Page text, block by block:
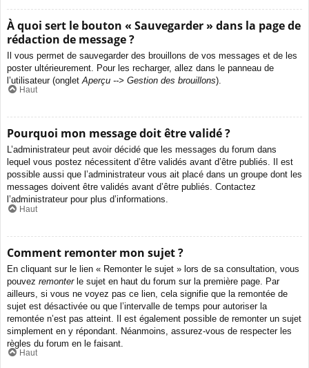
À quoi sert le bouton « Sauvegarder » dans la page de
rédaction de message ?
Il vous permet de sauvegarder des brouillons de vos messages et de les
poster ultérieurement. Pour les recharger, allez dans le panneau de
l’utilisateur (onglet Aperçu --> Gestion des brouillons).
Haut
Pourquoi mon message doit être validé ?
L’administrateur peut avoir décidé que les messages du forum dans
lequel vous postez nécessitent d’être validés avant d’être publiés. Il est
possible aussi que l’administrateur vous ait placé dans un groupe dont les
messages doivent être validés avant d’être publiés. Contactez
l’administrateur pour plus d’informations.
Haut
Comment remonter mon sujet ?
En cliquant sur le lien « Remonter le sujet » lors de sa consultation, vous
pouvez remonterle sujet en haut du forum sur la première page. Par
ailleurs, si vous ne voyez pas ce lien, cela signifie que la remontée de
sujet est désactivée ou que l’intervalle de temps pour autoriser la
remontée n’est pas atteint. Il est également possible de remonter un sujet
simplement en y répondant. Néanmoins, assurez-vous de respecter les
règles du forum en le faisant.
Haut